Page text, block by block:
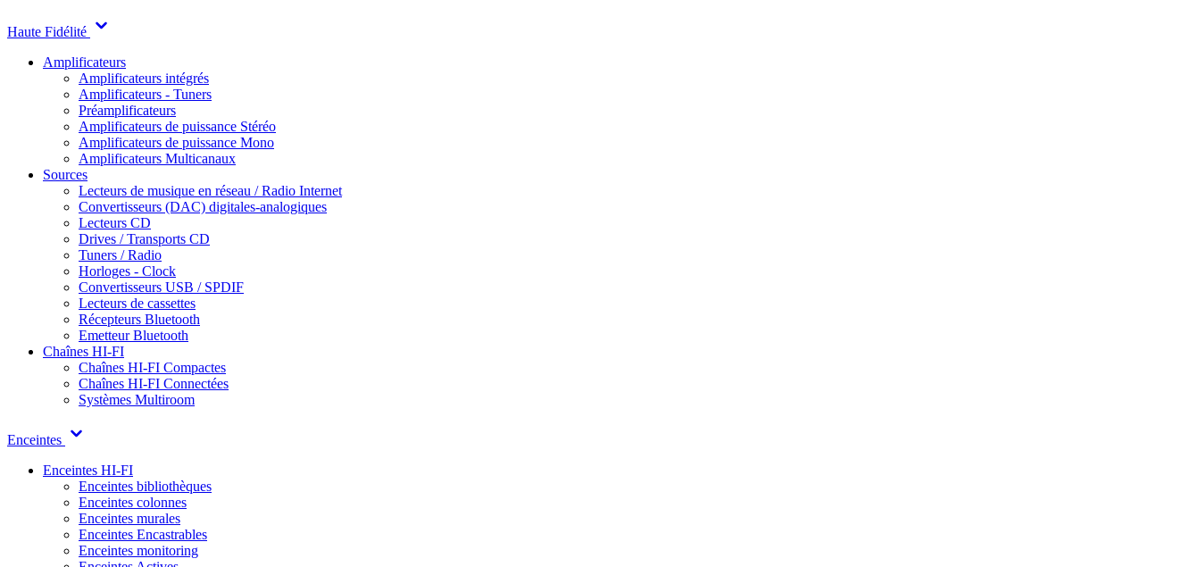
Haute Fidélité
Amplificateurs
Amplificateurs intégrés
Amplificateurs - Tuners
Préamplificateurs
Amplificateurs de puissance Stéréo
Amplificateurs de puissance Mono
Amplificateurs Multicanaux
Sources
Lecteurs de musique en réseau / Radio Internet
Convertisseurs (DAC) digitales-analogiques
Lecteurs CD
Drives / Transports CD
Tuners / Radio
Horloges - Clock
Convertisseurs USB / SPDIF
Lecteurs de cassettes
Récepteurs Bluetooth
Emetteur Bluetooth
Chaînes HI-FI
Chaînes HI-FI Compactes
Chaînes HI-FI Connectées
Systèmes Multiroom
Enceintes
Enceintes HI-FI
Enceintes bibliothèques
Enceintes colonnes
Enceintes murales
Enceintes Encastrables
Enceintes monitoring